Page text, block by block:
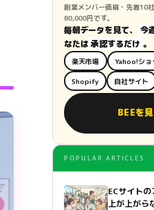
創業メンバー価格・先着10
80,000円です。
毎朝データを見て、 今
なたは 承認するだけ 。
楽天市場 Yahoo!ショ
Shopify 自社サイト
BEEを
POPULAR ARTICLES
ECサイト
上が上がら